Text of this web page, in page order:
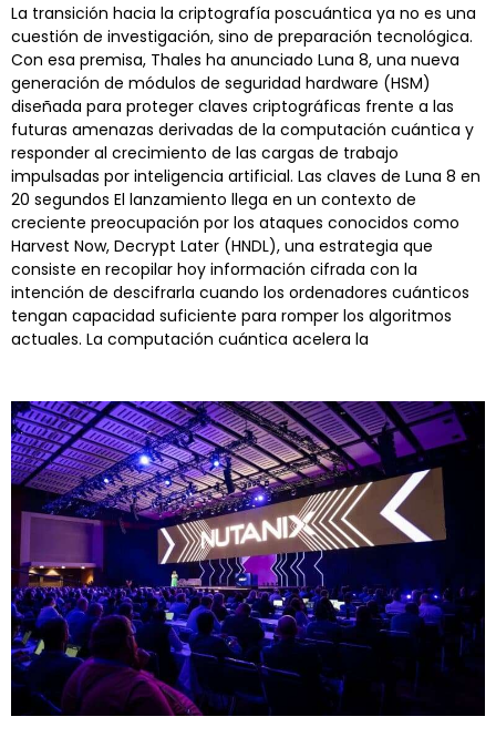
La transición hacia la criptografía poscuántica ya no es una
cuestión de investigación, sino de preparación tecnológica.
Con esa premisa, Thales ha anunciado Luna 8, una nueva
generación de módulos de seguridad hardware (HSM)
diseñada para proteger claves criptográficas frente a las
futuras amenazas derivadas de la computación cuántica y
responder al crecimiento de las cargas de trabajo
impulsadas por inteligencia artificial. Las claves de Luna 8 en
20 segundos El lanzamiento llega en un contexto de
creciente preocupación por los ataques conocidos como
Harvest Now, Decrypt Later (HNDL), una estrategia que
consiste en recopilar hoy información cifrada con la
intención de descifrarla cuando los ordenadores cuánticos
tengan capacidad suficiente para romper los algoritmos
actuales. La computación cuántica acelera la